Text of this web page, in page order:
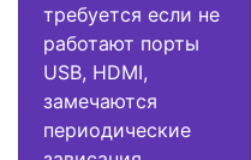
требуется если не
работают порты
USB, HDMI,
замечаются
периодические